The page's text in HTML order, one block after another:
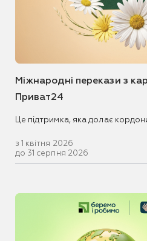
Міжнародні перекази з
Приват24
Це підтримка, яка долає
з 1 квітня 2026
до 31 серпня 2026